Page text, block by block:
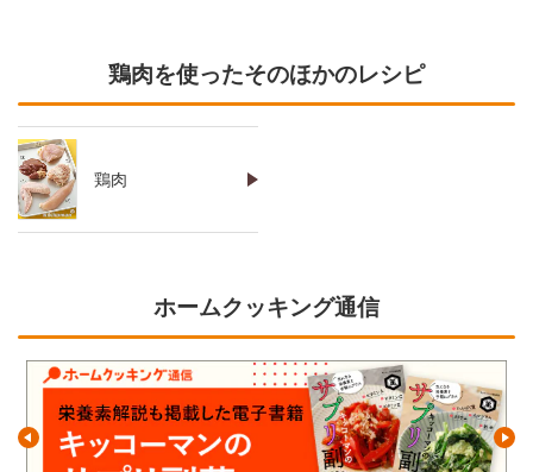
鶏肉を使ったそのほかのレシピ
鶏肉
ホームクッキング通信